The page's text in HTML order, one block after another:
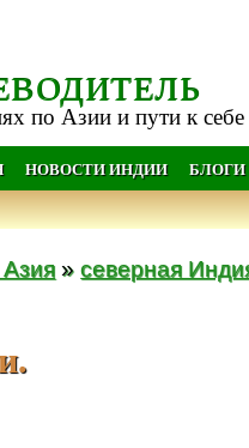
по Азии и пути к себе
НОВОСТИ ИНДИИ БЛОГИ
»северная